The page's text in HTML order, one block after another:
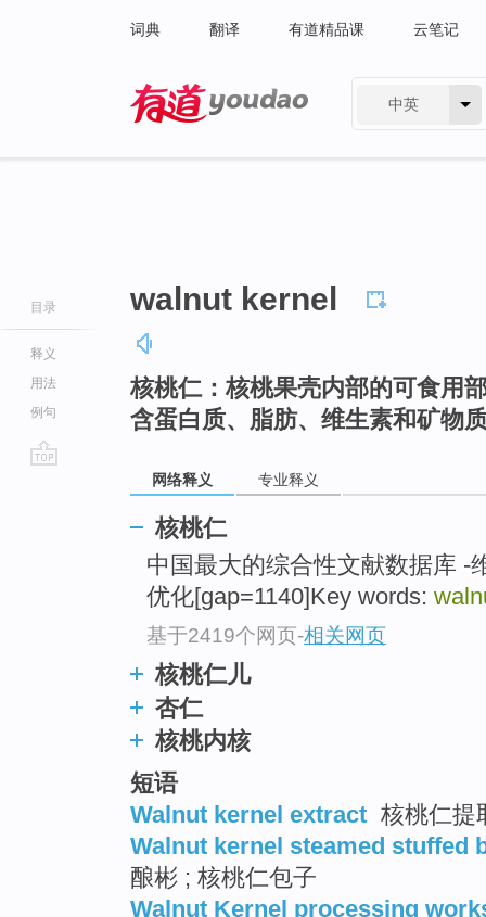
词典 翻译 有道精品课 云笔记
中英
目录
释义
用法
例句
walnut kernel
核桃仁：核桃果壳内部的可食用
含蛋白质、脂肪、维生素和矿物
网络释义 专业释义
核桃仁
中国最大的综合性文献数据库 -
优化[gap=1140]Key words:
基于2419个网页-相关网页
核桃仁儿
杏仁
核桃内核
短语
Walnut kernel extract 核桃仁提
Walnut kernel steamed stuffed
酿彬 ; 核桃仁包子
Walnut Kernel processing